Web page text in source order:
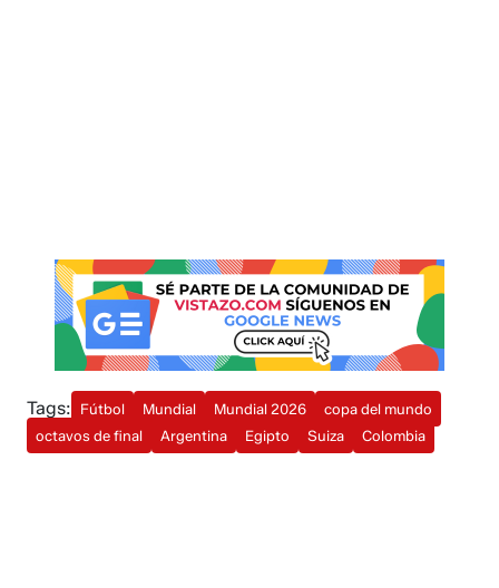
Tags: Fútbol Mundial Mundial 2026
copa del mundo
octavos de final
Argentina Egipto Suiza Colombia